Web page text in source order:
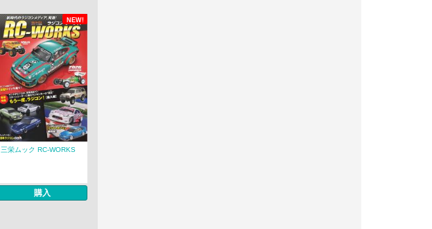
NEW!
三栄ムック RC-WORKS
購入